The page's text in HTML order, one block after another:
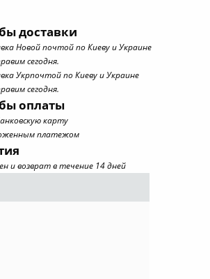
доставки
Новой почтой по Киеву и Украине
сегодня.
Укрпочтой по Киеву и Украине
сегодня.
оплаты
карту
платежом
и возврат в течение 14 дней